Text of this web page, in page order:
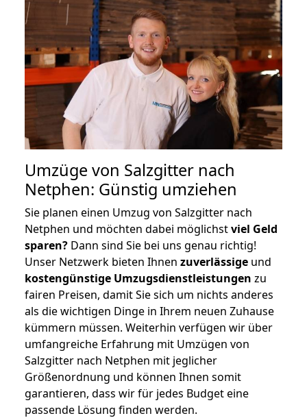
Umzüge von Salzgitter nach
Netphen: Günstig umziehen
Sie planen einen Umzug von Salzgitter nach
Netphen und möchten dabei möglichstviel Geld
sparen? Dann sind Sie bei uns genau richtig!
Unser Netzwerk bieten Ihnen zuverlässige und
kostengünstige Umzugsdienstleistungen zu
fairen Preisen, damit Sie sich um nichts anderes
als die wichtigen Dinge in Ihrem neuen Zuhause
kümmern müssen. Weiterhin verfügen wir über
umfangreiche Erfahrung mit Umzügen von
Salzgitter nach Netphen mit jeglicher
Größenordnung und können Ihnen somit
garantieren, dass wir für jedes Budget eine
passende Lösung finden werden.